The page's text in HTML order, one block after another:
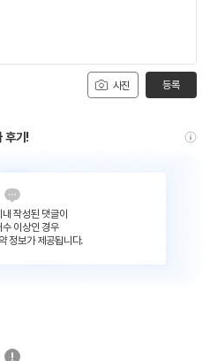
사진 등록
후기!
작성된 댓글이
수 이상인 경우
정보가 제공됩니다.